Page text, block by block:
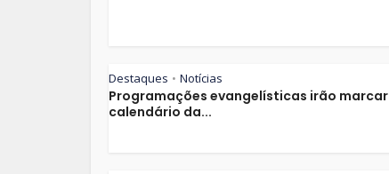
Destaques • Notícias
Programações evangelísticas irão marcar
calendário da...